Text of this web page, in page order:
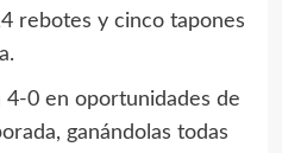
rebotes y cinco tapones
4-0 en oportunidades de
ganándolas todas